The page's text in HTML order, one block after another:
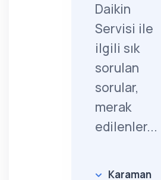
Daikin
Servisi ile
ilgili sık
sorulan
sorular,
merak
edilenler...
Karaman